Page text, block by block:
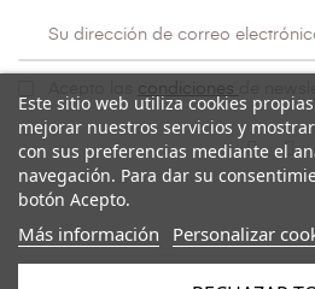
condiciones
Este sitio web utiliza cookies
mejorar nuestros servicios y
con sus preferencias mediante el
navegación. Para dar su
botón Acepto.
Más información Personalizar